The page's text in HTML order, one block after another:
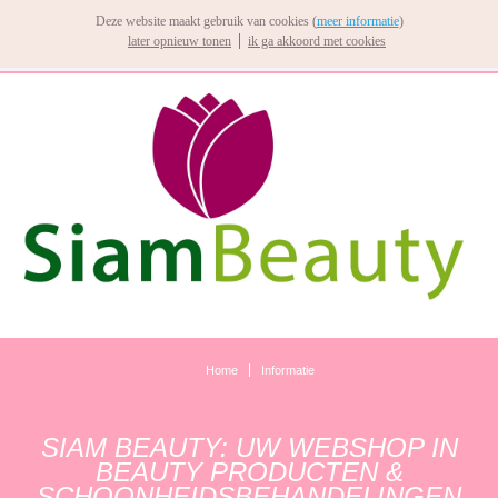
Home Informatie
SIAM BEAUTY: UW WEBSHOP IN
BEAUTY PRODUCTEN &
Deze website maakt gebruik van cookies (meer informatie)
later opnieuw tonen
ik ga akkoord met cookies